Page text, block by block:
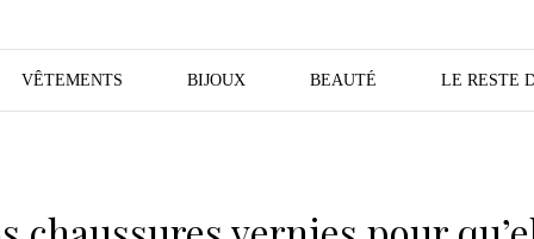
VÊTEMENTS BIJOUX BEAUTÉ LE RESTE